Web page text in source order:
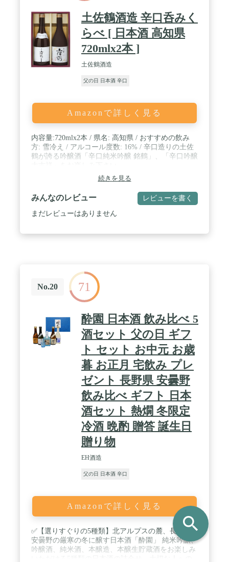
土佐鶴酒造 辛口呑みく
らべ [ 日本酒 高知県
720mlx2本 ]
土佐鶴酒造
父の日 日本酒 辛口
Amazonで詳しく見る
内容量:720mlx2本 / 県名: 高知県 / おすすめの飲み
方: 雪冷え / アルコール度数: 16% / 辛口造りの土佐
鶴が誇る吟醸酒「辛口純米吟醸 銘鶴」、「辛口吟醸
続きを見る
みんなのレビュー レビューを書く
まだレビューはありません
No.20 71
酔園 日本酒 飲み比べ 5
酒セット 父の日 ギフ
ト セット お中元 お歳
暮 お正月 宅飲み プレ
ゼント 長野県 安曇野
飲み比べ ギフト 日本
酒セット 熱燗 冬限定
冷酒 晩酌 贈答 誕生日
贈り物
EH酒造
父の日 日本酒 辛口
Amazonで詳しく見る
✅【選りすぐりの5種類】北アルプスの麓、長野県
安曇野の厳寒の冬に醸す日本酒「酔園」 純米吟醸、
吟醸酒、純米酒、本醸造、本醸生貯蔵酒をお楽しみ
search